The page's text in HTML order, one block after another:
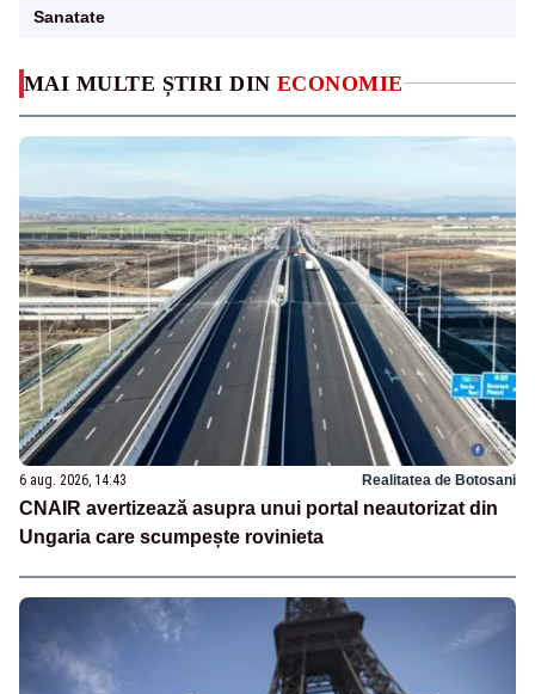
MAI MULTE ȘTIRI DIN ECONOMIE
6 aug. 2026, 14:43 Realitatea de Botosani
CNAIR avertizează asupra unui portal neautorizat din
Ungaria care scumpește rovinieta
Sanatate